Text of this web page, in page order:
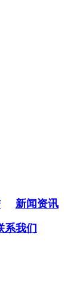
新闻资讯
系我们